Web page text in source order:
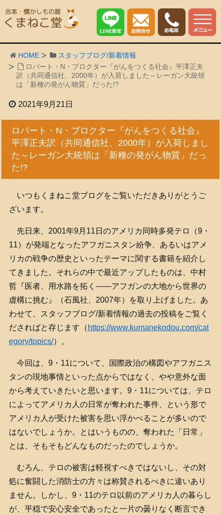
HOME
スタッフブログ/新着情報
ロバート・N・プロクター『がんをつくる社会』平澤正夫
訳（共同通信社、2000年）が入荷しました～レーガン大統領
は「新種の発がん物質」だった!?
2021年9月21日
ロバート・N・プロクター『がんをつくる社会』
平澤正夫訳（共同通信社、2000年）が入荷しまし
た～レーガン大統領は「新種の発がん物質」だっ
た!?
いつもくまねこ堂ブログをご覧いただきありがとうご
ざいます。
先日来、2001年9月11日のアメリカ同時多発テロ（9・
11）が発端となったアフガニスタン紛争、あるいはアメ
リカの戦争の歴史といったテーマに関する書籍を紹介し
てきました。それらの中で最近アップしたものは、中村
哲『医者、用水路を拓く――アフガンの大地から世界の
虚構に挑む』（石風社、2007年）を取り上げました。あ
わせて、スタッフブログ/新着情報の過去の投稿をご覧く
ださればと存じます（ https://www.kumanekodou.com/cat
egory/topics/）。
今回は、9・11について、国際政治の構図やアフガニス
タンの現地事情といった点からではなく、やや意外な面
から考えていきたいと思います。9・11については、テロ
によってアメリカ人の日常が奪われた事件、という形で
アメリカ人が受けた被害を思い浮かべることが多いので
はないでしょうか。とはいうものの、奪われた「日常」
とは、そもそもどんなものだったのでしょうか。
むろん、テロの被害は軽視すべきではないし、その対
処に奮闘した消防士の方々は称賛されるべきに違いあり
ません。しかし、9・11のテロ以前のアメリカ人の暮らし
が、平穏で安心安全であったと一片の曇りなく断言でき